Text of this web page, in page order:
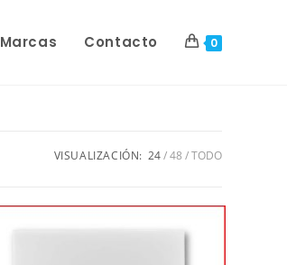
Marcas Contacto 0
VISUALIZACIÓN: 24 48 TODO